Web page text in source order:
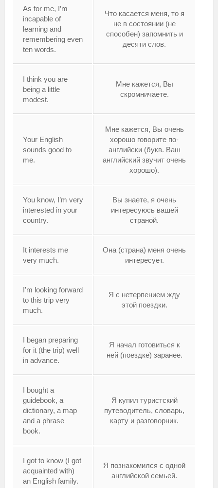
As for me, I’m
incapable of
learning and
remembering even
ten words.
Что касается меня, то я
не в состоянии (не
способен) запомнить и
десяти слов.
I think you are
being a little
modest.
Мне кажется, Вы
скромничаете.
Your English
sounds good to
me.
Мне кажется, Вы очень
хорошо говорите по-
английски (букв. Ваш
английский звучит очень
хорошо).
You know, I’m very
interested in your
country.
Вы знаете, я очень
интересуюсь вашей
страной.
It interests me
very much.
Она (страна) меня очень
интересует.
I’m looking forward
to this trip very
much.
Я с нетерпением жду
этой поездки.
I began preparing
for it (the trip) well
in advance.
Я начал готовиться к
ней (поездке) заранее.
I bought a
guidebook, a
dictionary, a map
and a phrase
book.
Я купил туристский
путеводитель, словарь,
карту и разговорник.
I got to know (I got
acquainted with)
an English family.
Я познакомился с одной
английской семьей.